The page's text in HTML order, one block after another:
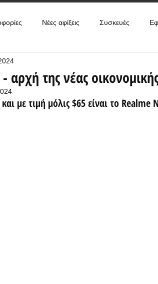
Νέες αφίξεις Συσκευές
αρχή της νέας
με τιμή μόλις $65 είναι το Realme